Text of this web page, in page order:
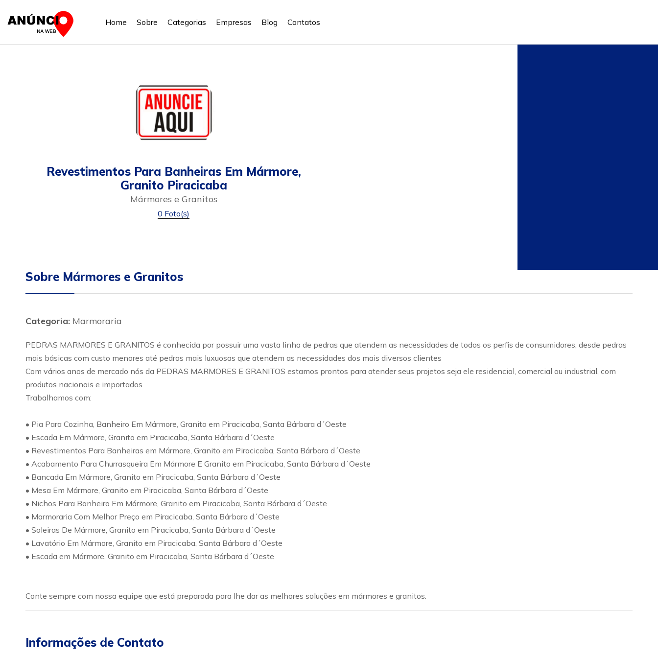
Home Sobre Categorias Empresas Blog Contatos
Revestimentos Para Banheiras Em Mármore,
Granito Piracicaba
Mármores e Granitos
0 Foto(s)
Sobre Mármores e Granitos
Categoria: Marmoraria
PEDRAS MARMORES E GRANITOS é conhecida por possuir uma vasta linha de pedras que atendem as necessidades de todos os perfis de consumidores, desde pedras
mais básicas com custo menores até pedras mais luxuosas que atendem as necessidades dos mais diversos clientes
Com vários anos de mercado nós da PEDRAS MARMORES E GRANITOS estamos prontos para atender seus projetos seja ele residencial, comercial ou industrial, com
produtos nacionais e importados.
Trabalhamos com:
• Pia Para Cozinha, Banheiro Em Mármore, Granito em Piracicaba, Santa Bárbara d´Oeste
• Escada Em Mármore, Granito em Piracicaba, Santa Bárbara d´Oeste
• Revestimentos Para Banheiras em Mármore, Granito em Piracicaba, Santa Bárbara d´Oeste
• Acabamento Para Churrasqueira Em Mármore E Granito em Piracicaba, Santa Bárbara d´Oeste
• Bancada Em Mármore, Granito em Piracicaba, Santa Bárbara d´Oeste
• Mesa Em Mármore, Granito em Piracicaba, Santa Bárbara d´Oeste
• Nichos Para Banheiro Em Mármore, Granito em Piracicaba, Santa Bárbara d´Oeste
• Marmoraria Com Melhor Preço em Piracicaba, Santa Bárbara d´Oeste
• Soleiras De Mármore, Granito em Piracicaba, Santa Bárbara d´Oeste
• Lavatório Em Mármore, Granito em Piracicaba, Santa Bárbara d´Oeste
• Escada em Mármore, Granito em Piracicaba, Santa Bárbara d´Oeste
Conte sempre com nossa equipe que está preparada para lhe dar as melhores soluções em mármores e granitos.
Informações de Contato